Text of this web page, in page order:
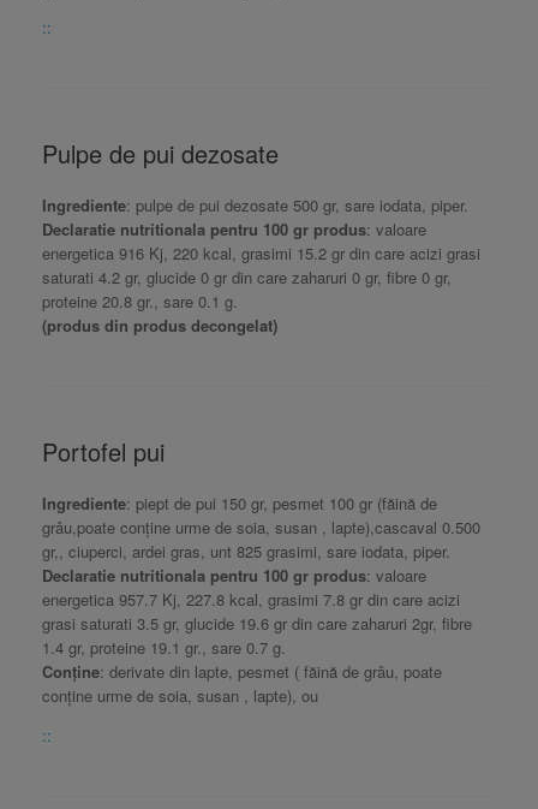
::
Pulpe de pui dezosate
Ingrediente: pulpe de pui dezosate 500 gr, sare iodata, piper.
Declaratie nutritionala pentru 100 gr produs: valoare
energetica 916 Kj, 220 kcal, grasimi 15.2 gr din care acizi grasi
saturati 4.2 gr, glucide 0 gr din care zaharuri 0 gr, fibre 0 gr,
proteine 20.8 gr., sare 0.1 g.
(produs din produs decongelat)
Portofel pui
Ingrediente: piept de pui 150 gr, pesmet 100 gr (făină de
grâu,poate conține urme de soia, susan , lapte),cascaval 0.500
gr,, ciuperci, ardei gras, unt 825 grasimi, sare iodata, piper.
Declaratie nutritionala pentru 100 gr produs: valoare
energetica 957.7 Kj, 227.8 kcal, grasimi 7.8 gr din care acizi
grasi saturati 3.5 gr, glucide 19.6 gr din care zaharuri 2gr, fibre
1.4 gr, proteine 19.1 gr., sare 0.7 g.
Conține: derivate din lapte, pesmet ( făină de grâu, poate
conține urme de soia, susan , lapte), ou
::